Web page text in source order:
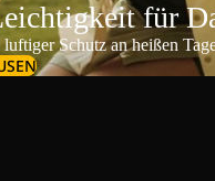
für
Schutz an heißen